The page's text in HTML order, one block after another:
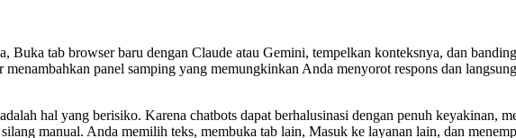
Buka tab browser baru dengan Claude atau Gemini, tempelkan konteksnya, dan
panel samping yang memungkinkan Anda menyorot respons dan
hal yang berisiko. Karena chatbots dapat berhalusinasi dengan penuh keyakinan,
manual. Anda memilih teks, membuka tab lain, Masuk ke layanan lain, dan